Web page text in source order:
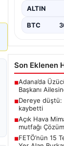
ALTIN
BTC
Son Eklenen
■Adana’da
Başkanı
■Dereye düştü:
kaybetti
■Açık Hava
mutfağı
■FETÖ’nün 15